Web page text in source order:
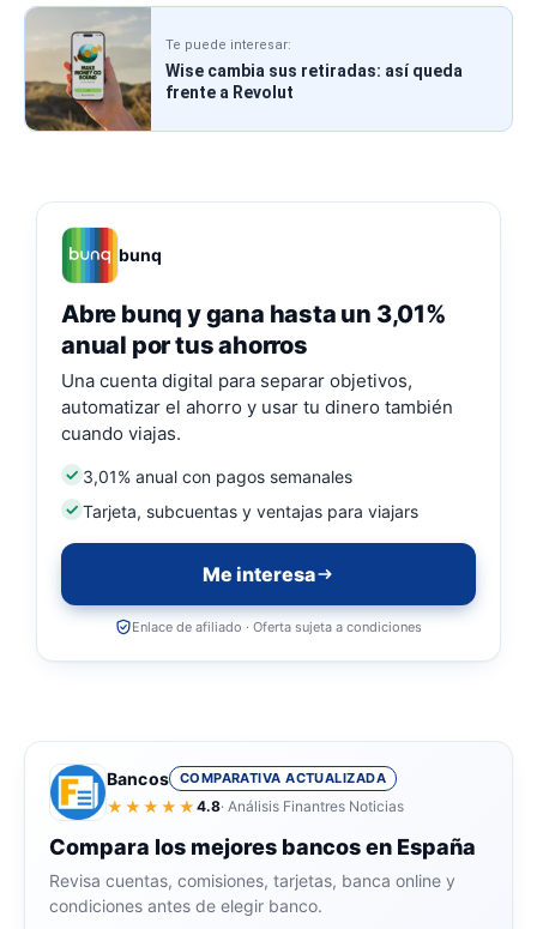
Te puede interesar:
Wise cambia sus retiradas: así queda
frente a Revolut
bunq
Abre bunq y gana hasta un 3,01%
anual por tus ahorros
Una cuenta digital para separar objetivos,
automatizar el ahorro y usar tu dinero también
cuando viajas.
3,01% anual con pagos semanales
Tarjeta, subcuentas y ventajas para viajars
Me interesa
Enlace de afiliado · Oferta sujeta a condiciones
Bancos COMPARATIVA ACTUALIZADA
★★★★★ 4.8· Análisis Finantres Noticias
Compara los mejores bancos en España
Revisa cuentas, comisiones, tarjetas, banca online y
condiciones antes de elegir banco.